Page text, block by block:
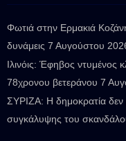
Φωτιά στην Ερμακιά
δυνάμεις 7 Αυγούστου
Ιλινόις: Έφηβος ντυμένος
78χρονου βετεράνου 7
ΣΥΡΙΖΑ: Η δημοκρατία δεν
συγκάλυψης του